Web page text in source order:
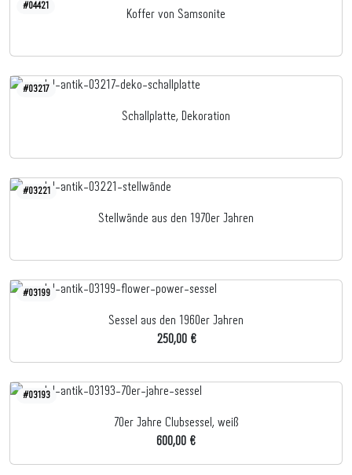
#04421
Koffer von Samsonite
#03217
Schallplatte, Dekoration
#03221
Stellwände aus den 1970er Jahren
#03199
Sessel aus den 1960er Jahren
250,00 €
#03193
70er Jahre Clubsessel, weiß
600,00 €